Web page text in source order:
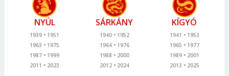
NYÚL
1939
1951
1963
1975
1987
1999
2011
2023
SÁRKÁNY
1940
1952
1964
1976
1988
2000
2012
2024
KÍGYÓ
1941
1953
1965
1977
1989
2001
2013
2025